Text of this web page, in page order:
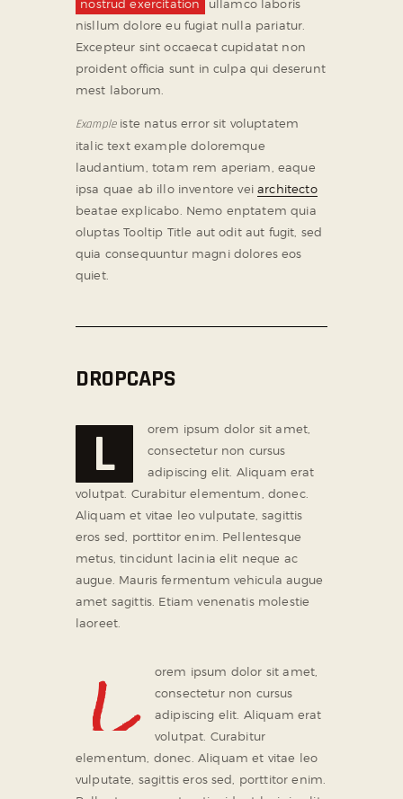
nostrud exercitation
ullamco laboris
nisllum dolore eu fugiat nulla pariatur.
Excepteur sint occaecat cupidatat non
proident officia sunt in culpa qui deserunt
mest laborum.
Exampleiste natus error sit voluptatem
italic text example doloremque
laudantium, totam rem aperiam, eaque
ipsa quae ab illo inventore veiarchitecto
beatae explicabo. Nemo enptatem quia
oluptas Tooltip Title aut odit aut fugit, sed
quia consequuntur magni dolores eos
quiet.
DROPCAPS
L
orem ipsum dolor sit amet,
consectetur non cursus
adipiscing elit. Aliquam erat
volutpat. Curabitur elementum, donec.
Aliquam et vitae leo vulputate, sagittis
eros sed, porttitor enim. Pellentesque
metus, tincidunt lacinia elit neque ac
augue. Mauris fermentum vehicula augue
amet sagittis. Etiam venenatis molestie
laoreet.
L
orem ipsum dolor sit amet,
consectetur non cursus
adipiscing elit. Aliquam erat
volutpat. Curabitur
elementum, donec. Aliquam et vitae leo
vulputate, sagittis eros sed, porttitor enim.